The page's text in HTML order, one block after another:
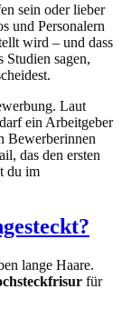
sein oder lieber
und Personalern
wird – und dass
sagen,
Laut
darf ein Arbeitgeber
Bewerberinnen
das den ersten
du im
lange Haare.
für